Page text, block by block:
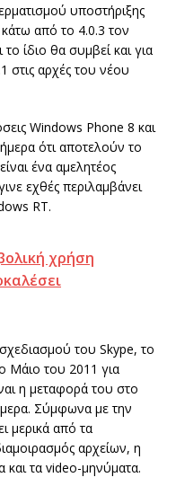
υποστήριξης
από το 4.0.3 τον
ίδιο θα συμβεί και για
στις αρχές του νέου
Windows Phone 8 και
ότι αποτελούν το
ένα αμελητέος
εχθές περιλαμβάνει
RT.
χρήση
του Skype, το
Μάιο του 2011 για
η μεταφορά του στο
Σύμφωνα με την
μερικά από τα
αρχείων, η
και τα video-μηνύματα.